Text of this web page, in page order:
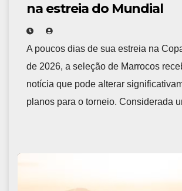
na estreia do Mundial
A poucos dias de sua estreia na
de 2026, a seleção de Marrocos
notícia que pode alterar
planos para o torneio. Considerada